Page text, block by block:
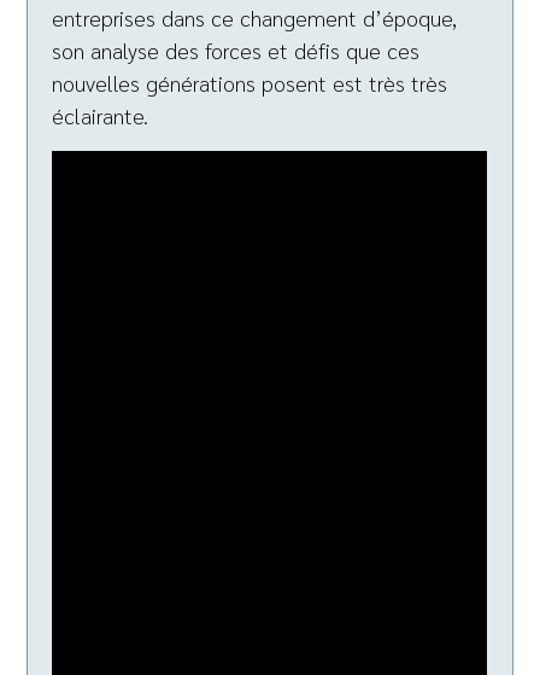
entreprises dans ce changement d’époque,
son analyse des forces et défis que ces
nouvelles générations posent est très très
éclairante.